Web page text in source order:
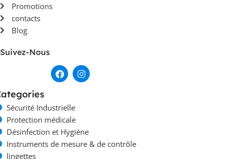
Promotions
contacts
Blog
Suivez-Nous
Sécurité Industrielle
Protection médicale
Désinfection et Hygiène
Instruments de mesure & de contrôle
lingettes